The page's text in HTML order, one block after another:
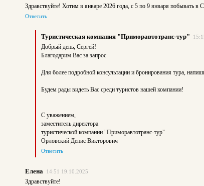
Здравствуйте! Хотим в январе 2026 года, с 5 по 9 января побывать в
Ответить
Туристическая компания "Приморавтотранс-тур"
Добрый день, Сергей!
Благодарим Вас за запрос
Для более подробной консультации и бронирования тура,
Будем рады видеть Вас среди туристов нашей компании!
С уважением,
заместитель директора
туристической компании "Приморавтотранс-тур"
Орловский Денис Викторович
Ответить
Елена 14:51 19.10.2025
Здравствуйте!